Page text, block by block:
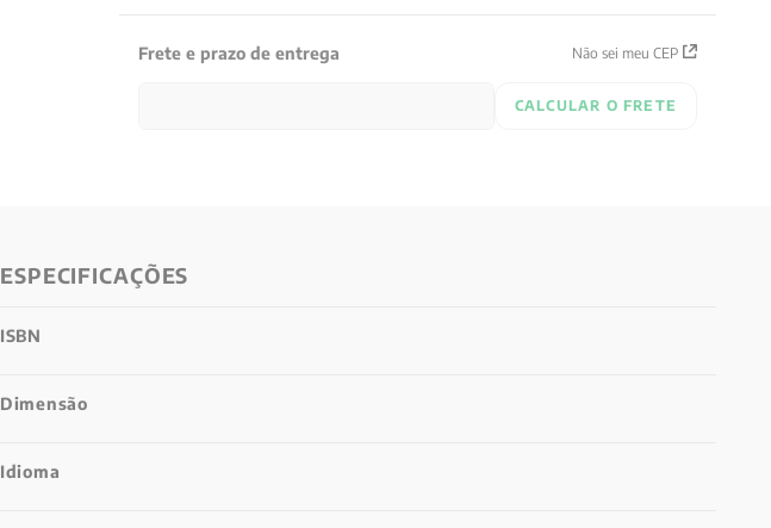
Frete e prazo de entrega Não sei meu CEP
CALCULAR O FRETE
ESPECIFICAÇÕES
ISBN
Dimensão
Idioma